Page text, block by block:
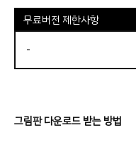
무료버전 제한사항
-
그림판 다운로드 받는 방법